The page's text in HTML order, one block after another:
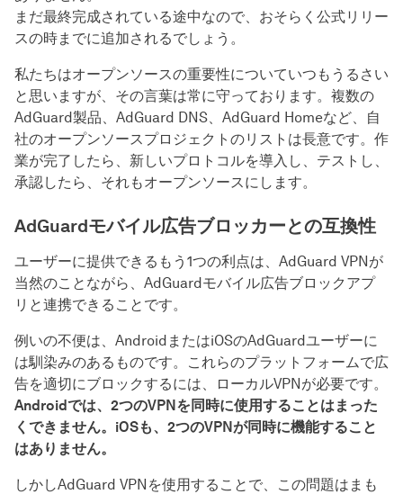
まだ最終完成されている途中なので、おそらく公式リリー
スの時までに追加されるでしょう。
私たちはオープンソースの重要性についていつもうるさい
と思いますが、その言葉は常に守っております。複数の
AdGuard製品、AdGuard DNS、AdGuard Homeなど、自
社のオープンソースプロジェクトのリストは長意です。作
業が完了したら、新しいプロトコルを導入し、テストし、
承認したら、それもオープンソースにします。
AdGuardモバイル広告ブロッカーとの互換性
ユーザーに提供できるもう1つの利点は、AdGuard VPNが
当然のことながら、AdGuardモバイル広告ブロックアプ
リと連携できることです。
例いの不便は、AndroidまたはiOSのAdGuardユーザーに
は馴染みのあるものです。これらのプラットフォームで広
告を適切にブロックするには、ローカルVPNが必要です。
Androidでは、2つのVPNを同時に使用することはまった
くできません。iOSも、2つのVPNが同時に機能すること
はありません。
しかしAdGuard VPNを使用することで、この問題はまも